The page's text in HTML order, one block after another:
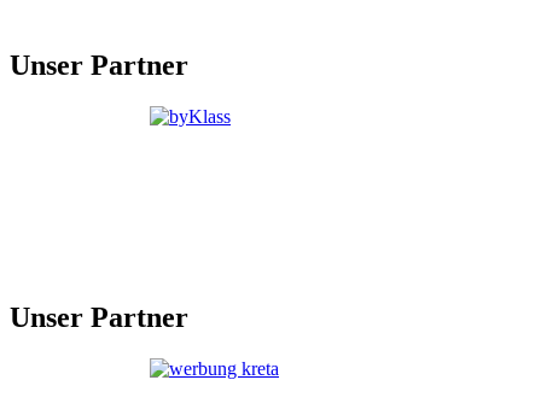
Unser Partner
Unser Partner